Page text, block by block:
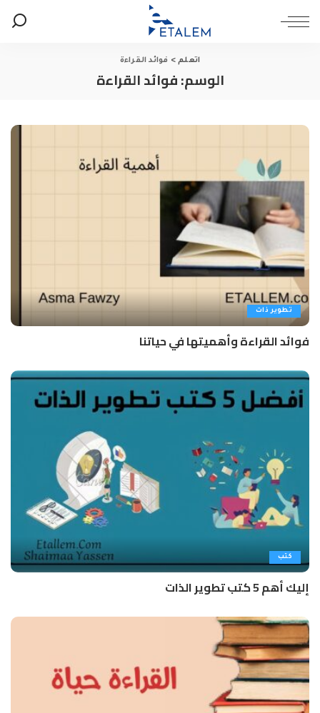
اتعلم> فوائد القراءة
الوسم:فوائد القراءة
تطوير ذات
فوائد القراءة وأهميتها في حياتنا
كتب
إليك أهم 5 كتب تطوير الذات